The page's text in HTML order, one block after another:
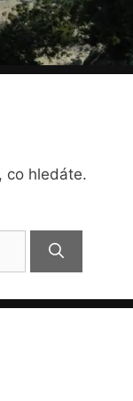
co hledáte.